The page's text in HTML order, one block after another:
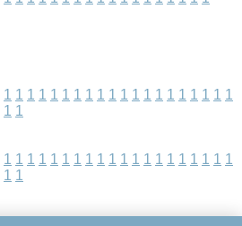
1 1 1 1 1 1 1 1 1 1 1 1 1 1 1 1 1 1 1 1
1 1
1 1 1 1 1 1 1 1 1 1 1 1 1 1 1 1 1 1 1 1
1 1